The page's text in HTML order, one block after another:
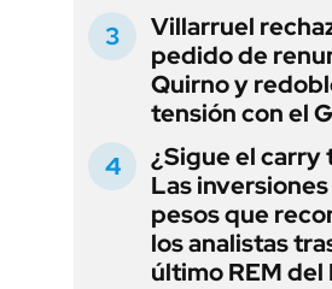
Villarruel
pedido de
Quirno y
tensión con el
¿Sigue el carry
Las
pesos que
los analistas
último REM del